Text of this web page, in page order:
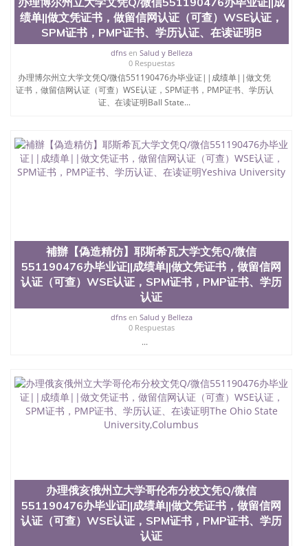
士做文凭/购买澳洲大学毕业证成绩单假文凭学历办
理新墨西哥州立大学文凭Q/微信551190476办毕业
证||成绩单||做文凭证书，做留信网认证（可查）WSE
认证，SPM证书，PMP证书、学历认证、在读证明
New Mexico State University-Main Campus
绩单||做文凭证书，做留信网认证（可查）WSE认证，
SPM证书，PMP证书、学历认证、在读证明B
dfnsen Salud y Belleza
0 Respuestas
办理博尔州立大学文凭Q/微信551190476办毕业证||成绩单||做文凭
证书，做留信网认证（可查）WSE认证，SPM证书，PMP证书、学历认
证、在读证明Ball State...
補辦【偽造精仿】耶斯希瓦大学文凭Q/微信
551190476办毕业证||成绩单||做文凭证书，做留信网
认证（可查）WSE认证，SPM证书，PMP证书、学历
认证
dfnsen Salud y Belleza
0 Respuestas
...
办理俄亥俄州立大学哥伦布分校文凭Q/微信
551190476办毕业证||成绩单||做文凭证书，做留信网
认证（可查）WSE认证，SPM证书，PMP证书、学历
认证